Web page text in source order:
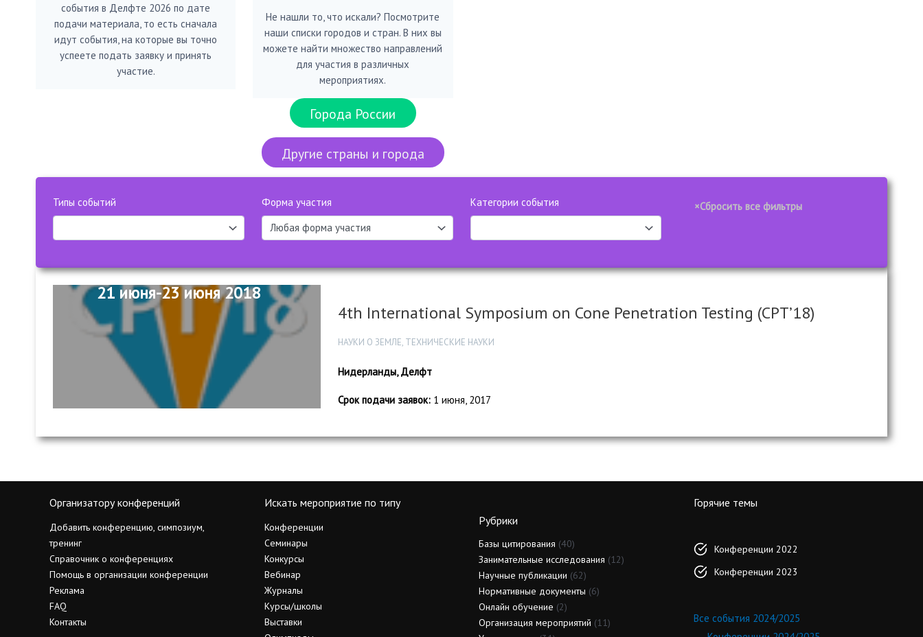
события в Делфте 2026 по дате
подачи материала, то есть сначала
идут события, на которые вы точно
успеете подать заявку и принять
участие.
Не нашли то, что искали? Посмотрите
наши списки городов и стран. В них вы
можете найти множество направлений
для участия в различных
мероприятиях.
Города России
Другие страны и города
Типы событий Форма участия Категории события
21 июня-23 июня 2018
4th International Symposium on Cone Penetration Testing (CPT’18)
НАУКИ О ЗЕМЛЕ, ТЕХНИЧЕСКИЕ НАУКИ
Нидерланды, Делфт
Срок подачи заявок: 1 июня, 2017
Организатору конференций
Добавить конференцию, симпозиум,
тренинг
Справочник о конференциях
Помощь в организации конференции
Реклама
FAQ
Контакты
Искать мероприятие по типу
Конференции
Семинары
Конкурсы
Вебинар
Журналы
Курсы/школы
Выставки
Рубрики
Базы цитирования (40)
Занимательные исследования (12)
Научные публикации (62)
Нормативные документы (6)
Онлайн обучение (2)
Организация мероприятий (11)
Горячие темы
Конференции 2022
Конференции 2023
Все события 2024/2025